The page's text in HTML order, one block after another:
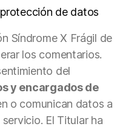
de datos
Síndrome X Frágil de
los comentarios.
del
y encargados de
o comunican datos a
El Titular ha